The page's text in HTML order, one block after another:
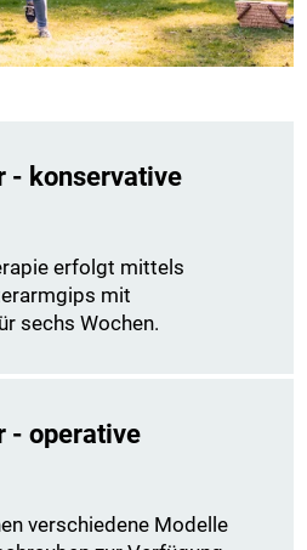
- konservative
erfolgt mittels
mit
sechs Wochen.
- operative
verschiedene Modelle